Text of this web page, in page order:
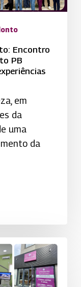
Encontro
PB
em
da
uma
da